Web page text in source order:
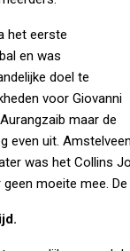
het eerste
en was
doel te
voor Giovanni
maar de
even uit.
was het Collins
moeite mee.